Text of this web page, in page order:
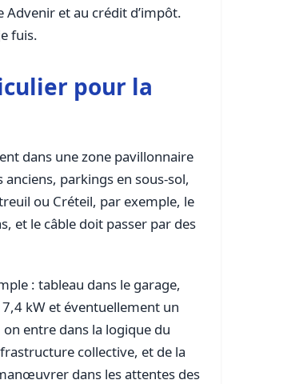
et au crédit d’impôt.
fuis.
pour la
dans une zone pavillonnaire
parkings en sous-sol,
ou Créteil, par exemple, le
et le câble doit passer par des
: tableau dans le garage,
kW et éventuellement un
collective, et de la
dans les attentes des